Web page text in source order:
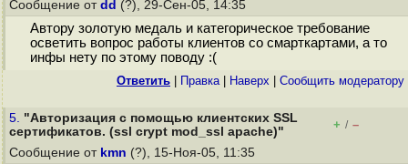
Сообщение от dd (?), 29-Сен-05, 14:35
Автору золотую медаль и категорическое требование
осветить вопрос работы клиентов со смарткартами, а то
инфы нету по этому поводу :(
Ответить Правка| Наверх Cообщить модератору
5. "Авторизация с помощью клиентских SSL
сертификатов. (ssl crypt mod_ssl apache)"
+ / –
Сообщение от kmn (?), 15-Ноя-05, 11:35